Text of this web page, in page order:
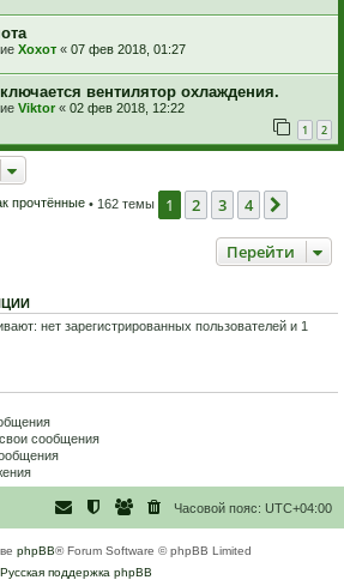
Хохот « 07 фев 2018, 01:27
вентилятор охлаждения.
Viktor « 02 фев 2018, 12:22
1 2
прочтённые• 162 темы 1 2 3 4
Перейти
нет зарегистрированных пользователей и 1
сообщения
Часовой пояс: UTC+04:00
phpBB® Forum Software © phpBB Limited
Русская поддержка phpBB